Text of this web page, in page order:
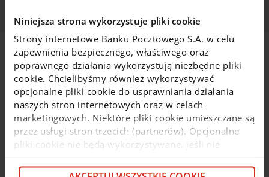
Niniejsza strona wykorzystuje pliki cookie
Strony internetowe Banku Pocztowego S.A. w celu
zapewnienia bezpiecznego, właściwego oraz
poprawnego działania wykorzystują niezbędne pliki
cookie. Chcielibyśmy również wykorzystywać
opcjonalne pliki cookie do usprawniania działania
naszych stron internetowych oraz w celach
marketingowych. Niektóre pliki cookie umieszczane są
przez usługi stron trzecich (partnerów). Opcjonalne
pliki cookie nie będą wykorzystywane, jeśli nie
cookie i partnerach znajdziesz w kolejnych zakładkach
Na skróty
Wybierz konto osobiste
Weź pożyczkę lub kredyt
Przenieś kredyt z innego banku